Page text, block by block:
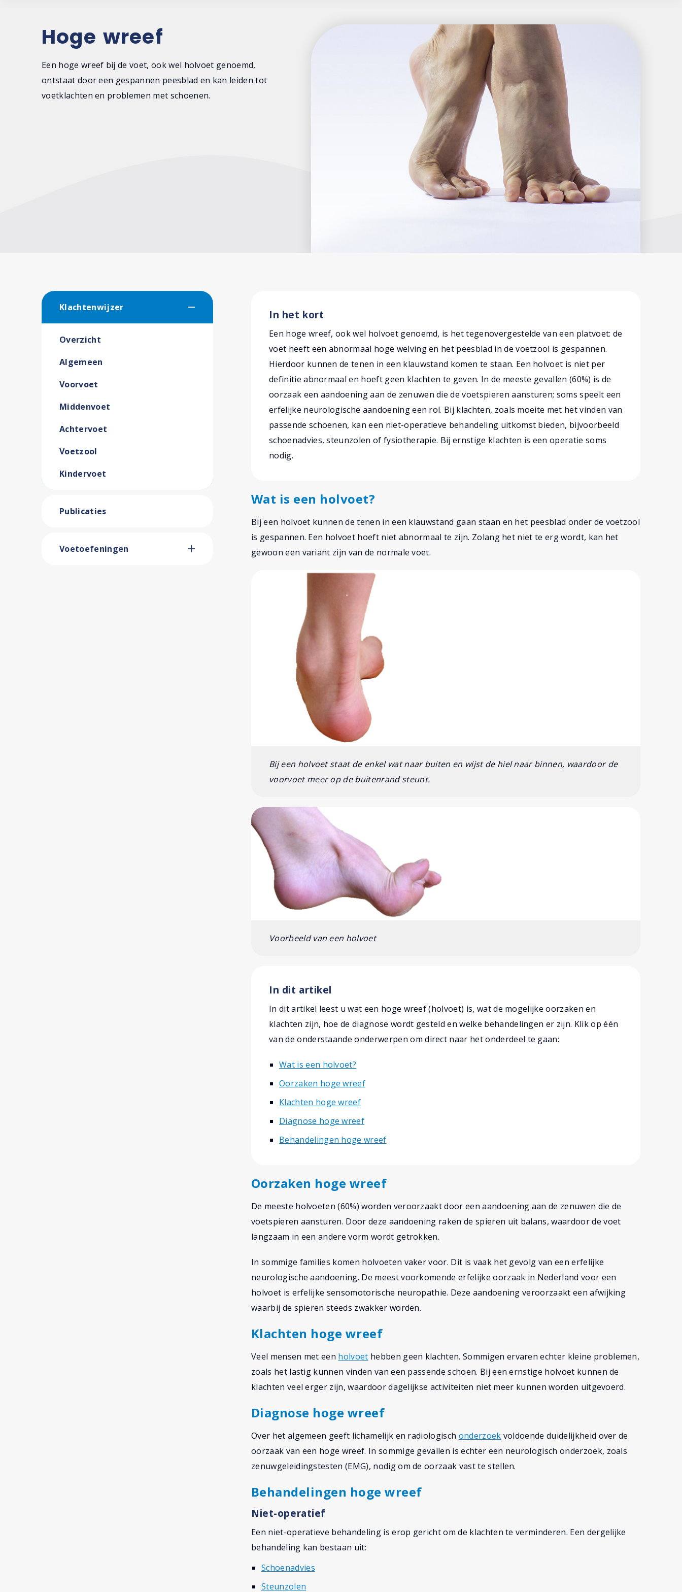
Hoge wreef
Een hoge wreef bij de voet, ook wel holvoet genoemd,
ontstaat door een gespannen peesblad en kan leiden tot
voetklachten en problemen met schoenen.
Klachtenwijzer
Overzicht
Algemeen
Voorvoet
Middenvoet
Achtervoet
Voetzool
Kindervoet
Publicaties
Voetoefeningen
In het kort
Een hoge wreef, ook wel holvoet genoemd, is het tegenovergestelde van een platvoet: de
voet heeft een abnormaal hoge welving en het peesblad in de voetzool is gespannen.
Hierdoor kunnen de tenen in een klauwstand komen te staan. Een holvoet is niet per
definitie abnormaal en hoeft geen klachten te geven. In de meeste gevallen (60%) is de
oorzaak een aandoening aan de zenuwen die de voetspieren aansturen; soms speelt een
erfelijke neurologische aandoening een rol. Bij klachten, zoals moeite met het vinden van
passende schoenen, kan een niet-operatieve behandeling uitkomst bieden, bijvoorbeeld
schoenadvies, steunzolen of fysiotherapie. Bij ernstige klachten is een operatie soms
nodig.
Wat is een holvoet?
Bij een holvoet kunnen de tenen in een klauwstand gaan staan en het peesblad onder de voetzool
is gespannen. Een holvoet hoeft niet abnormaal te zijn. Zolang het niet te erg wordt, kan het
gewoon een variant zijn van de normale voet.
Bij een holvoet staat de enkel wat naar buiten en wijst de hiel naar binnen, waardoor de
voorvoet meer op de buitenrand steunt.
Voorbeeld van een holvoet
In dit artikel
In dit artikel leest u wat een hoge wreef (holvoet) is, wat de mogelijke oorzaken en
klachten zijn, hoe de diagnose wordt gesteld en welke behandelingen er zijn. Klik op één
van de onderstaande onderwerpen om direct naar het onderdeel te gaan:
Wat is een holvoet?
Oorzaken hoge wreef
Klachten hoge wreef
Diagnose hoge wreef
Behandelingen hoge wreef
Oorzaken hoge wreef
De meeste holvoeten (60%) worden veroorzaakt door een aandoening aan de zenuwen die de
voetspieren aansturen. Door deze aandoening raken de spieren uit balans, waardoor de voet
langzaam in een andere vorm wordt getrokken.
In sommige families komen holvoeten vaker voor. Dit is vaak het gevolg van een erfelijke
neurologische aandoening. De meest voorkomende erfelijke oorzaak in Nederland voor een
holvoet is erfelijke sensomotorische neuropathie. Deze aandoening veroorzaakt een afwijking
waarbij de spieren steeds zwakker worden.
Klachten hoge wreef
Veel mensen met een holvoet hebben geen klachten. Sommigen ervaren echter kleine problemen,
zoals het lastig kunnen vinden van een passende schoen. Bij een ernstige holvoet kunnen de
klachten veel erger zijn, waardoor dagelijkse activiteiten niet meer kunnen worden uitgevoerd.
Diagnose hoge wreef
Over het algemeen geeft lichamelijk en radiologisch onderzoek voldoende duidelijkheid over de
oorzaak van een hoge wreef. In sommige gevallen is echter een neurologisch onderzoek, zoals
zenuwgeleidingstesten (EMG), nodig om de oorzaak vast te stellen.
Behandelingen hoge wreef
Niet-operatief
Een niet-operatieve behandeling is erop gericht om de klachten te verminderen. Een dergelijke
behandeling kan bestaan uit:
Schoenadvies
Steunzolen